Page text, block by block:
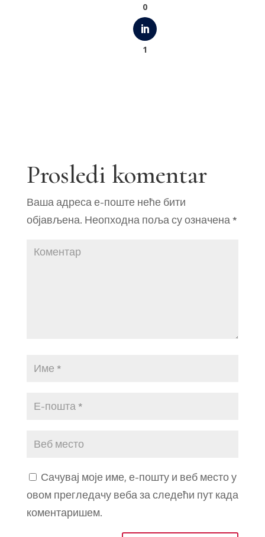
0
1
Prosledi komentar
Ваша адреса е-поште неће бити
објављена. Неопходна поља су означена*
Сачувај моје име, е-пошту и веб место у
овом прегледачу веба за следећи пут када
коментаришем.